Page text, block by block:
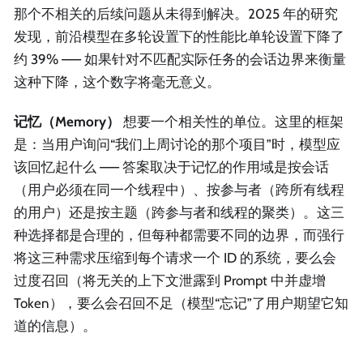
那个不相关的后续问题从未得到解决。2025 年的研究
发现，前沿模型在多轮设置下的性能比单轮设置下降了
约 39% —— 如果针对不匹配实际任务的会话边界来衡量
这种下降，这个数字将毫无意义。
记忆（Memory）
想要一个相关性的单位。这里的框架
是：当用户询问“我们上周讨论的那个项目”时，模型应
该回忆起什么 —— 答案取决于记忆的作用域是按会话
（用户必须在同一个线程中）、按参与者（跨所有线程
的用户）还是按主题（跨参与者和线程的聚类）。这三
种选择都是合理的，但每种都需要不同的边界，而强行
将这三种需求压缩到每个请求一个 ID 的系统，要么会
过度召回（将无关的上下文泄露到 Prompt 中并虚增
Token），要么会召回不足（模型“忘记”了用户期望它知
道的信息）。